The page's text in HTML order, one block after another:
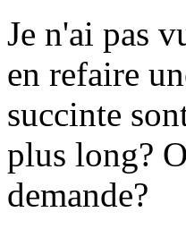
Je n'ai pas
en refaire
succinte
plus long?
demande?